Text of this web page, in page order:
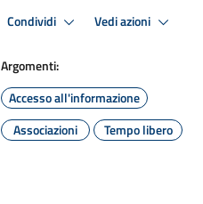
Condividi Vedi azioni
Argomenti:
Accesso all'informazione
Associazioni
Tempo libero